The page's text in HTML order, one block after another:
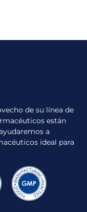
de su línea de
están
a
ideal para